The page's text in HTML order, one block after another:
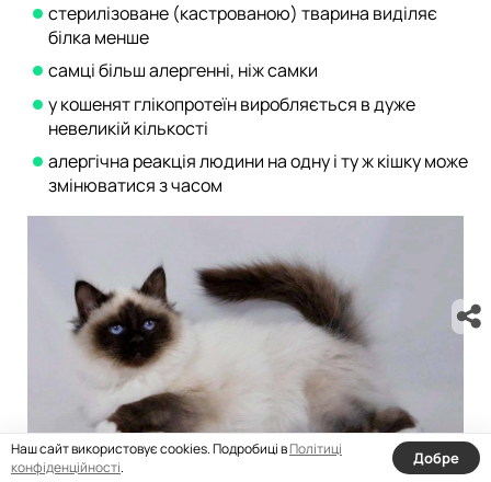
стерилізоване (кастрованою) тварина виділяє
білка менше
самці більш алергенні, ніж самки
у кошенят глікопротеїн виробляється в дуже
невеликій кількості
алергічна реакція людини на одну і ту ж кішку може
змінюватися з часом
Наш сайт використовує cookies. Подробиці вПолітиці
конфіденційності. Добре